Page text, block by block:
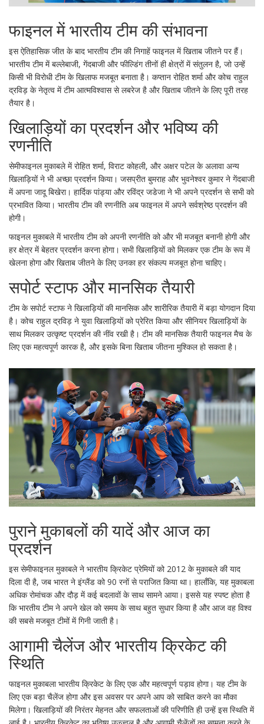
फाइनल में भारतीय टीम की संभावना
इस ऐतिहासिक जीत के बाद भारतीय टीम की निगाहें फाइनल में खिताब जीतने पर हैं।
भारतीय टीम में बल्लेबाजी, गेंदबाजी और फील्डिंग तीनों ही क्षेत्रों में संतुलन है, जो उन्हें
किसी भी विरोधी टीम के खिलाफ मजबूत बनाता है। कप्तान रोहित शर्मा और कोच राहुल
द्रविड़ के नेतृत्व में टीम आत्मविश्वास से लबरेज है और खिताब जीतने के लिए पूरी तरह
तैयार है।
खिलाड़ियों का प्रदर्शन और भविष्य की
रणनीति
सेमीफाइनल मुकाबले में रोहित शर्मा, विराट कोहली, और अक्षर पटेल के अलावा अन्य
खिलाड़ियों ने भी अच्छा प्रदर्शन किया। जसप्रीत बुमराह और भुवनेश्वर कुमार ने गेंदबाजी
में अपना जादू बिखेरा। हार्दिक पांड्या और रविंद्र जडेजा ने भी अपने प्रदर्शन से सभी को
प्रभावित किया। भारतीय टीम की रणनीति अब फाइनल में अपने सर्वश्रेष्ठ प्रदर्शन की
होगी।
फाइनल मुकाबले में भारतीय टीम को अपनी रणनीति को और भी मजबूत बनानी होगी और
हर क्षेत्र में बेहतर प्रदर्शन करना होगा। सभी खिलाड़ियों को मिलकर एक टीम के रूप में
खेलना होगा और खिताब जीतने के लिए उनका हर संकल्प मजबूत होना चाहिए।
सपोर्ट स्टाफ और मानसिक तैयारी
टीम के सपोर्ट स्टाफ ने खिलाड़ियों की मानसिक और शारीरिक तैयारी में बड़ा योगदान दिया
है। कोच राहुल द्रविड़ ने युवा खिलाड़ियों को प्रेरित किया और सीनियर खिलाड़ियों के
साथ मिलकर उत्कृष्ट प्रदर्शन की नींव रखी है। टीम की मानसिक तैयारी फाइनल मैच के
लिए एक महत्वपूर्ण कारक है, और इसके बिना खिताब जीतना मुश्किल हो सकता है।
पुराने मुकाबलों की यादें और आज का
प्रदर्शन
इस सेमीफाइनल मुकाबले ने भारतीय क्रिकेट प्रेमियों को 2012 के मुकाबले की याद
दिला दी है, जब भारत ने इंग्लैंड को 90 रनों से पराजित किया था। हालाँकि, यह मुकाबला
अधिक रोमांचक और दौड़ में कई बदलावों के साथ सामने आया। इससे यह स्पष्ट होता है
कि भारतीय टीम ने अपने खेल को समय के साथ बहुत सुधार किया है और आज वह विश्व
की सबसे मजबूत टीमों में गिनी जाती है।
आगामी चैलेंज और भारतीय क्रिकेट की
स्थिति
फाइनल मुकाबला भारतीय क्रिकेट के लिए एक और महत्वपूर्ण पड़ाव होगा। यह टीम के
लिए एक बड़ा चैलेंज होगा और इस अवसर पर अपने आप को साबित करने का मौका
मिलेगा। खिलाड़ियों की निरंतर मेहनत और सफलताओं की परिणीति ही उन्हें इस स्थिति में